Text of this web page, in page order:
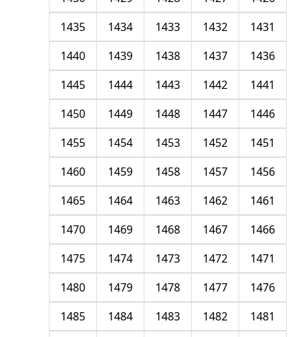
1431
1432
1433
1434
1435
1436
1437
1438
1439
1440
1441
1442
1443
1444
1445
1446
1447
1448
1449
1450
1451
1452
1453
1454
1455
1456
1457
1458
1459
1460
1461
1462
1463
1464
1465
1466
1467
1468
1469
1470
1471
1472
1473
1474
1475
1476
1477
1478
1479
1480
1481
1482
1483
1484
1485